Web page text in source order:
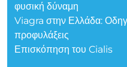
φυσική δύναμη
Viagra στην Ελλάδα:
προφυλάξεις
Επισκόπηση του Cialis